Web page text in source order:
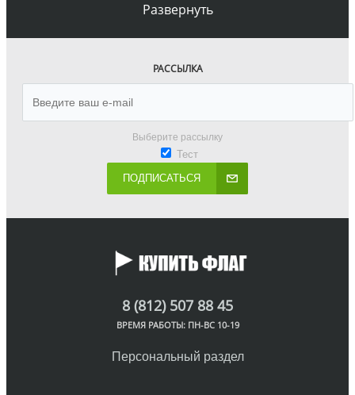
Развернуть
РАССЫЛКА
Выберите рассылку
Тест
ПОДПИСАТЬСЯ
8 (812) 507 88 45
ВРЕМЯ РАБОТЫ: ПН-ВС 10-19
Персональный раздел